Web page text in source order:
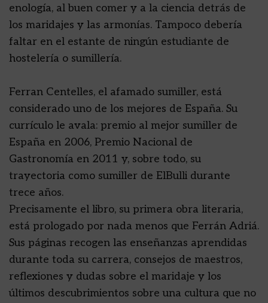
enología, al buen comer y a la ciencia detrás de
los maridajes y las armonías. Tampoco debería
faltar en el estante de ningún estudiante de
hostelería o sumillería.
Ferran Centelles, el afamado sumiller, está
considerado uno de los mejores de España. Su
currículo le avala: premio al mejor sumiller de
España en 2006, Premio Nacional de
Gastronomía en 2011 y, sobre todo, su
trayectoria como sumiller de ElBulli durante
trece años.
Precisamente el libro, su primera obra literaria,
está prologado por nada menos que Ferrán Adriá.
Sus páginas recogen las enseñanzas aprendidas
durante toda su carrera, consejos de maestros,
reflexiones y dudas sobre el maridaje y los
últimos descubrimientos sobre una cultura que no